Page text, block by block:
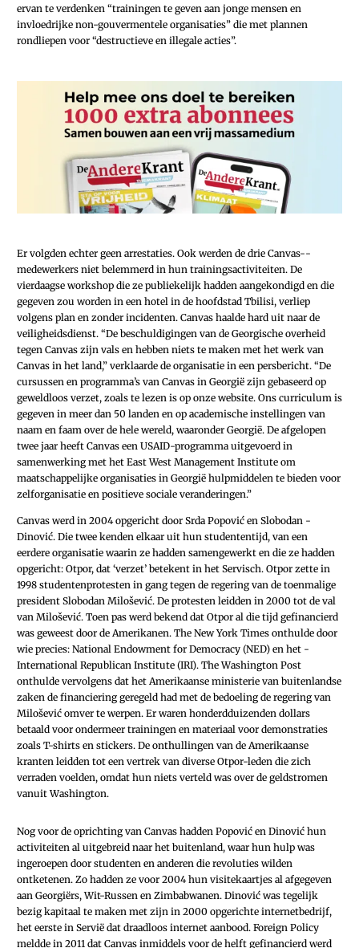
ervan te verdenken “trainingen te geven aan jonge mensen en
invloedrijke non-gouvermentele organisaties” die met plannen
rondliepen voor “destructieve en illegale acties”.
Er volgden echter geen arrestaties. Ook werden de drie Canvas-­
medewerkers niet belemmerd in hun trainingsactiviteiten. De
vierdaagse workshop die ze publiekelijk hadden aangekondigd en die
gegeven zou worden in een hotel in de hoofdstad Tbilisi, verliep
volgens plan en zonder incidenten. Canvas haalde hard uit naar de
veiligheidsdienst. “De beschuldigingen van de Georgische overheid
tegen Canvas zijn vals en hebben niets te maken met het werk van
Canvas in het land,” verklaarde de organisatie in een persbericht. “De
cursussen en programma’s van Canvas in Georgië zijn gebaseerd op
geweldloos verzet, zoals te lezen is op onze website. Ons curriculum is
gegeven in meer dan 50 landen en op academische instellingen van
naam en faam over de hele wereld, waaronder Georgië. De afgelopen
twee jaar heeft Canvas een USAID-programma uitgevoerd in
samenwerking met het East West Management Institute om
maatschappelijke organisaties in Georgië hulpmiddelen te bieden voor
zelforganisatie en positieve sociale veranderingen.”
Canvas werd in 2004 opgericht door Srda Popović en Slobodan ­
Dinović. Die twee kenden elkaar uit hun studententijd, van een
eerdere organisatie waarin ze hadden samengewerkt en die ze hadden
opgericht: Otpor, dat ‘verzet’ betekent in het Servisch. Otpor zette in
1998 studenten­protesten in gang tegen de regering van de toenmalige
president ­Slobodan Milošević. De protesten leidden in 2000 tot de val
van ­Milošević. Toen pas werd bekend dat Otpor al die tijd gefinancierd
was geweest door de Amerikanen. The New York Times onthulde door
wie precies: National Endowment for Democracy (NED) en het ­
International Republican Institute (IRI). The Washington Post
onthulde vervolgens dat het Amerikaanse ministerie van buitenlandse
zaken de financiering geregeld had met de bedoeling de regering van
Milošević omver te werpen. Er waren honderdduizenden dollars
betaald voor ondermeer trainingen en materiaal voor demonstraties
zoals T-shirts en stickers. De onthullingen van de Amerikaanse
kranten leidden tot een vertrek van diverse Otpor-leden die zich
verraden voelden, omdat hun niets verteld was over de geldstromen
vanuit Washington.
Nog voor de oprichting van Canvas hadden Popović en Dinović hun
activiteiten al uitgebreid naar het buitenland, waar hun hulp was
ingeroepen door studenten en anderen die revoluties wilden
ontketenen. Zo hadden ze voor 2004 hun visitekaartjes al afgegeven
aan Georgiërs, Wit-Russen en Zimbabwanen. ­Dinović was tegelijk
bezig kapitaal te maken met zijn in 2000 opgerichte internetbedrijf,
het eerste in Servië dat draadloos internet aanbood. Foreign Policy
meldde in 2011 dat Canvas inmiddels voor de helft gefinancierd werd